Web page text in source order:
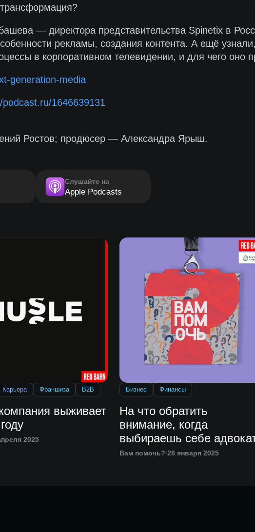
— директора представительства Spinetix в
рекламы, создания контента. А ещё
в корпоративном телевидении, и для чего оно
generation-media
podcast.ru/1646639131
Ростов; продюсер — Александра Ярыш.
Слушайте на
Apple Podcasts
Карьера Франшиза B2B
выживает
2025
Бизнес Финансы
На что обратить
внимание, когда
выбираешь себе
Вам помочь? 28 января 2025